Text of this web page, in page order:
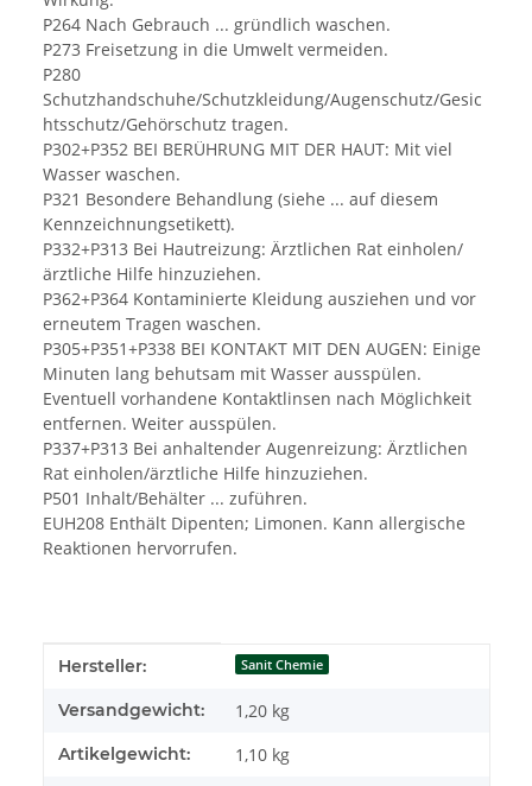
P264 Nach Gebrauch ... gründlich waschen.
P273 Freisetzung in die Umwelt vermeiden.
P280
Schutzhandschuhe/Schutzkleidung/Augenschutz/Gesic
htsschutz/Gehörschutz tragen.
P302+P352 BEI BERÜHRUNG MIT DER HAUT: Mit viel
Wasser waschen.
P321 Besondere Behandlung (siehe ... auf diesem
Kennzeichnungsetikett).
P332+P313 Bei Hautreizung: Ärztlichen Rat einholen/
ärztliche Hilfe hinzuziehen.
P362+P364 Kontaminierte Kleidung ausziehen und vor
erneutem Tragen waschen.
P305+P351+P338 BEI KONTAKT MIT DEN AUGEN: Einige
Minuten lang behutsam mit Wasser ausspülen.
Eventuell vorhandene Kontaktlinsen nach Möglichkeit
entfernen. Weiter ausspülen.
P337+P313 Bei anhaltender Augenreizung: Ärztlichen
Rat einholen/ärztliche Hilfe hinzuziehen.
P501 Inhalt/Behälter ... zuführen.
EUH208 Enthält Dipenten; Limonen. Kann allergische
Reaktionen hervorrufen.
Produkteigenschaft
Wert
Hersteller: Sanit Chemie
Versandgewicht: 1,20 kg
Artikelgewicht: 1,10 kg